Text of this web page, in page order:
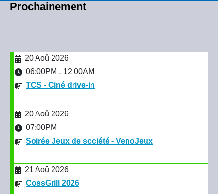
Prochainement
20 Aoû 2026
06:00PM - 12:00AM
TCS - Ciné drive-in
20 Aoû 2026
07:00PM -
Soirée Jeux de société - VenoJeux
21 Aoû 2026
CossGrill 2026